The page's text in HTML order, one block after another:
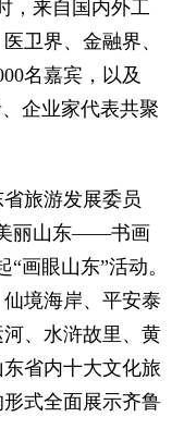
，来自国内外工
卫界、金融界、
名嘉宾，以及
企业家代表共聚
旅游发展委员
丽山东——书画
画眼山东”活动。
境海岸、平安泰
、水浒故里、黄
省内十大文化旅
式全面展示齐鲁